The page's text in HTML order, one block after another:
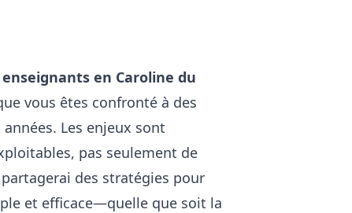
en Caroline du
vous êtes confronté à des
Les enjeux sont
pas seulement de
des stratégies pour
et efficace—quelle que soit la